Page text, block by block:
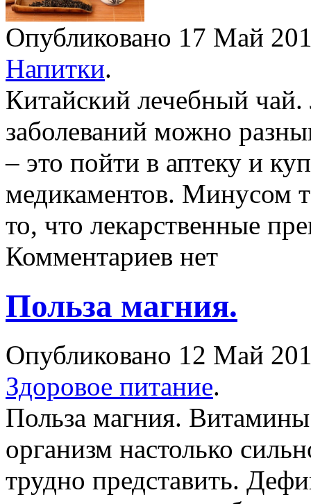
Опубликовано 17 Май
Напитки.
Китайский лечебный
заболеваний можно
– это пойти в аптеку и
медикаментов. Минусом
то, что лекарственные
Комментариев нет
Польза магния.
Опубликовано 12 Май
Здоровое питание.
Польза магния.
организм настолько
трудно представить.